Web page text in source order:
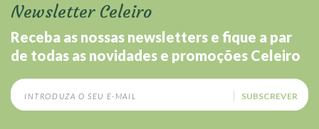
Newsletter Celeiro
Receba as nossas newsletters e fique a par
de todas as novidades e promoções Celeiro
SUBSCREVER